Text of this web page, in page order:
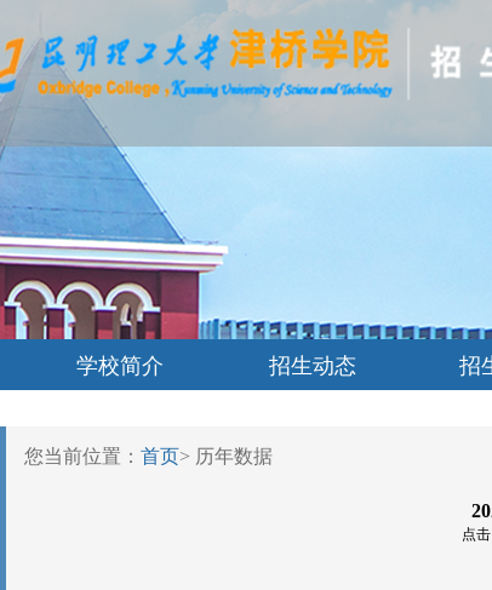
学校简介 招生动态 招
您当前位置： 首页> 历年数据
点击